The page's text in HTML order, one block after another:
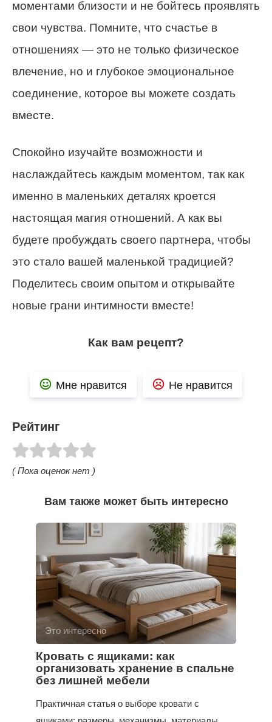
моментами близости и не бойтесь проявлять
свои чувства. Помните, что счастье в
отношениях — это не только физическое
влечение, но и глубокое эмоциональное
соединение, которое вы можете создать
вместе.
Спокойно изучайте возможности и
наслаждайтесь каждым моментом, так как
именно в маленьких деталях кроется
настоящая магия отношений. А как вы
будете пробуждать своего партнера, чтобы
это стало вашей маленькой традицией?
Поделитесь своим опытом и открывайте
новые грани интимности вместе!
Как вам рецепт?
Мне нравится Не нравится
Рейтинг
( Пока оценок нет )
Вам также может быть интересно
Это интересно
Кровать с ящиками: как
организовать хранение в спальне
без лишней мебели
Практичная статья о выборе кровати с